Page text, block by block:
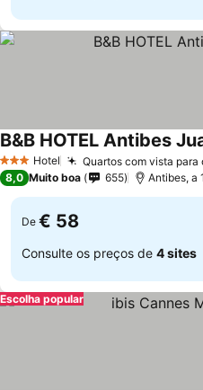
3 EstrelasHotel Quartos com vista para
B&B HOTEL Antibes
8,0 Muito boa 655 Antibes, a
De € 58
Consulte os preços de 4 sites
Escolha popular